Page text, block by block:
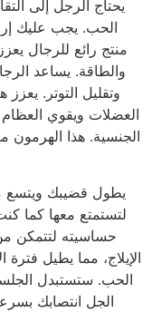
يحتاج الرجل إلى
الحب. يجب عليك
والطاقة. يساعد
وتقليل التوتر.
العضلات ويقوي
الجنسية. هذا الهرمون
يطول قضيبك ويتسع
لتستمتع معها كما
حساسيته لتتمكن
الإيلاج، مما يطيل
الحب. ستستبدل
الجل انتصابك